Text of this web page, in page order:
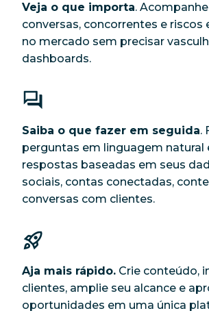
Veja o que importa.
conversas, concorrentes e riscos
no mercado sem precisar
dashboards.
Saiba o que fazer em seguida.
perguntas em linguagem natural
respostas baseadas em seus
sociais, contas conectadas,
conversas com clientes.
Aja mais rápido. Crie conteúdo,
clientes, amplie seu alcance e
oportunidades em uma única